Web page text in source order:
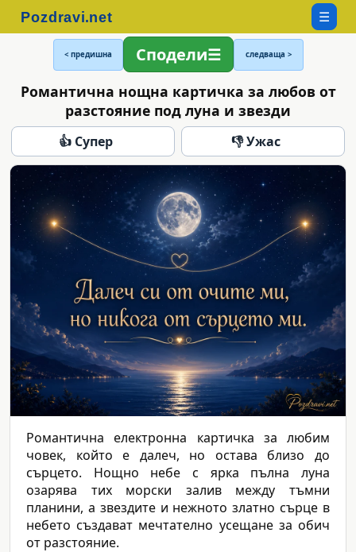
☰
< предишна Сподели следваща >
Романтична нощна картичка за любов от
разстояние под луна и звезди
👍 Супер 👎 Ужас
Романтична електронна картичка за любим
човек, който е далеч, но остава близо до
сърцето. Нощно небе с ярка пълна луна
озарява тих морски залив между тъмни
планини, а звездите и нежното златно сърце в
небето създават мечтателно усещане за обич
от разстояние.